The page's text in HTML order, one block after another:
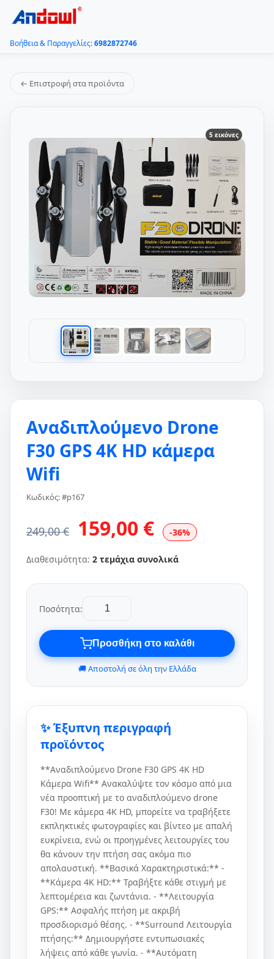
Βοήθεια & Παραγγελίες:6982872746
← Επιστροφή στα προϊόντα
5 εικόνες
Αναδιπλούμενο Drone
F30 GPS 4K HD κάμερα
Wifi
Κωδικός: #p167
249,00 € 159,00 € -36%
Διαθεσιμότητα: 2 τεμάχια συνολικά
Ποσότητα:
Προσθήκη στο καλάθι
🚚 Αποστολή σε όλη την Ελλάδα
✨ Έξυπνη περιγραφή
προϊόντος
**Αναδιπλούμενο Drone F30 GPS 4K HD
Κάμερα Wifi** Ανακαλύψτε τον κόσμο από μια
νέα προοπτική με το αναδιπλούμενο drone
F30! Με κάμερα 4K HD, μπορείτε να τραβήξετε
εκπληκτικές φωτογραφίες και βίντεο με απαλή
ευκρίνεια, ενώ οι προηγμένες λειτουργίες του
θα κάνουν την πτήση σας ακόμα πιο
απολαυστική. **Βασικά Χαρακτηριστικά:** -
**Κάμερα 4K HD:** Τραβήξτε κάθε στιγμή με
λεπτομέρεια και ζωντάνια. - **Λειτουργία
GPS:** Ασφαλής πτήση με ακριβή
προσδιορισμό θέσης. - **Surround Λειτουργία
πτήσης:** Δημιουργήστε εντυπωσιακές
λήψεις από κάθε γωνία. - **Αυτόματη